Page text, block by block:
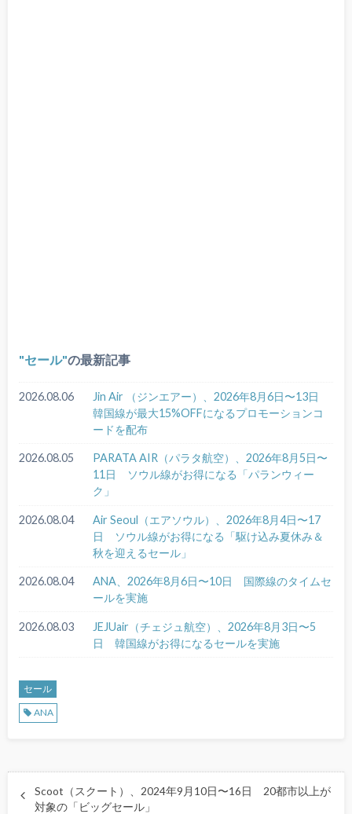
セール の最新記事
2026.08.06
Jin Air （ジンエアー）、2026年8月6日〜13日
韓国線が最大15%OFFになるプロモーションコ
ードを配布
2026.08.05
PARATA AIR（パラタ航空）、2026年8月5日〜
11日 ソウル線がお得になる「パランウィー
ク」
2026.08.04
Air Seoul（エアソウル）、2026年8月4日〜17
日 ソウル線がお得になる「駆け込み夏休み＆
秋を迎えるセール」
2026.08.04
ANA、2026年8月6日〜10日 国際線のタイムセ
ールを実施
2026.08.03
JEJUair（チェジュ航空）、2026年8月3日〜5
日 韓国線がお得になるセールを実施
セール
ANA
Scoot（スクート）、2024年9月10日〜16日 20都市以上が
対象の「ビッグセール」